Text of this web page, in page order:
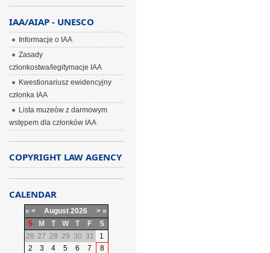
IAA/AIAP - UNESCO
Informacje o IAA
Zasady
członkostwa/legitymacje IAA
Kwestionariusz ewidencyjny
członka IAA
Lista muzeów z darmowym
wstępem dla członków IAA
COPYRIGHT LAW AGENCY
CALENDAR
« < August 2026 > »
S
M T W T F
S
26 27 28 29 30 31
1
2
3 4 5 6 7
8